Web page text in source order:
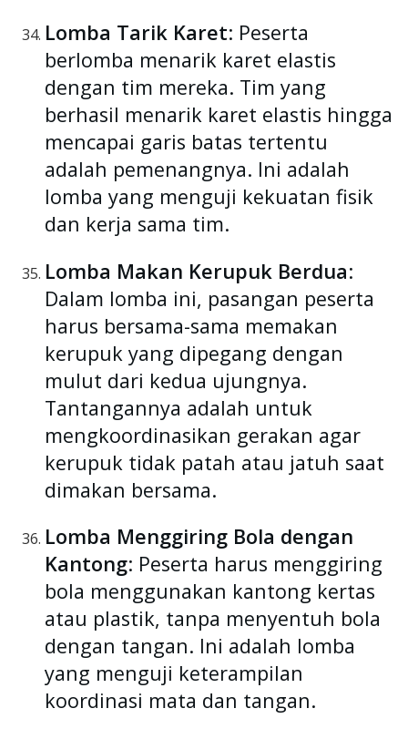
Lomba Tarik Karet: Peserta
berlomba menarik karet elastis
dengan tim mereka. Tim yang
berhasil menarik karet elastis hingga
mencapai garis batas tertentu
adalah pemenangnya. Ini adalah
lomba yang menguji kekuatan fisik
dan kerja sama tim.
Lomba Makan Kerupuk Berdua:
Dalam lomba ini, pasangan peserta
harus bersama-sama memakan
kerupuk yang dipegang dengan
mulut dari kedua ujungnya.
Tantangannya adalah untuk
mengkoordinasikan gerakan agar
kerupuk tidak patah atau jatuh saat
dimakan bersama.
Lomba Menggiring Bola dengan
Kantong: Peserta harus menggiring
bola menggunakan kantong kertas
atau plastik, tanpa menyentuh bola
dengan tangan. Ini adalah lomba
yang menguji keterampilan
koordinasi mata dan tangan.